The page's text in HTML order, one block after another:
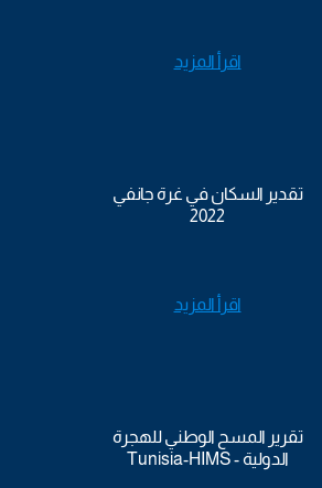
اقرأ المزيد
تقدير السكان في غرة جانفي
2022
اقرأ المزيد
تقرير المسح الوطني للهجرة
الدولية - Tunisia-HIMS